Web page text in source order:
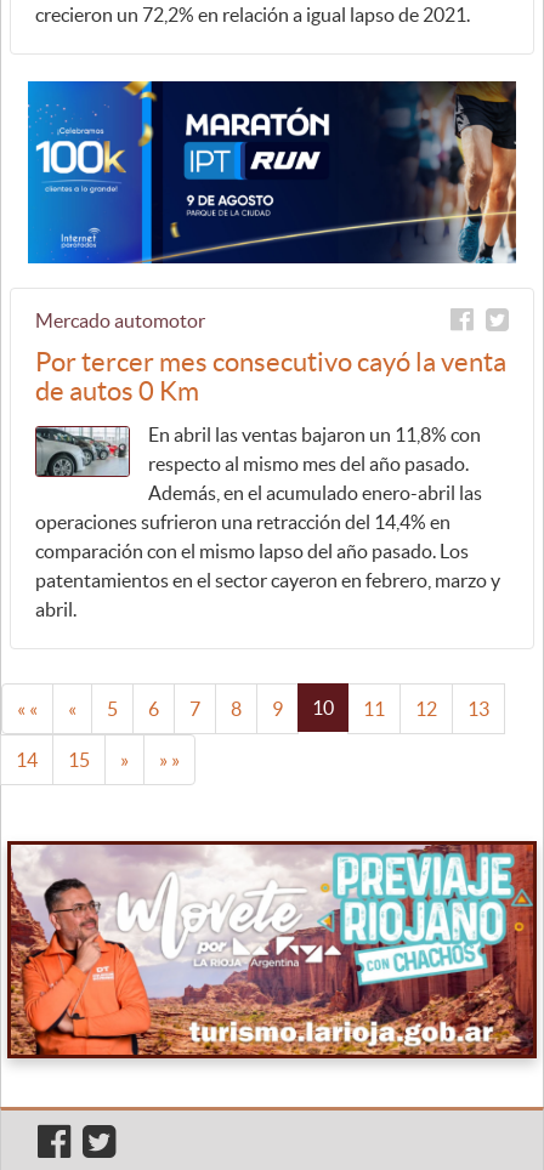
crecieron un 72,2% en relación a igual lapso de 2021.
Mercado automotor
Por tercer mes consecutivo cayó la venta
de autos 0 Km
En abril las ventas bajaron un 11,8% con
respecto al mismo mes del año pasado.
Además, en el acumulado enero-abril las
operaciones sufrieron una retracción del 14,4% en
comparación con el mismo lapso del año pasado. Los
patentamientos en el sector cayeron en febrero, marzo y
abril.
« « « 5 6 7 8 9 10 11 12 13
14 15 » » »